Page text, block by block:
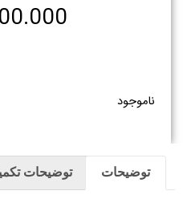
ناموجود
توضیحات توضیحات